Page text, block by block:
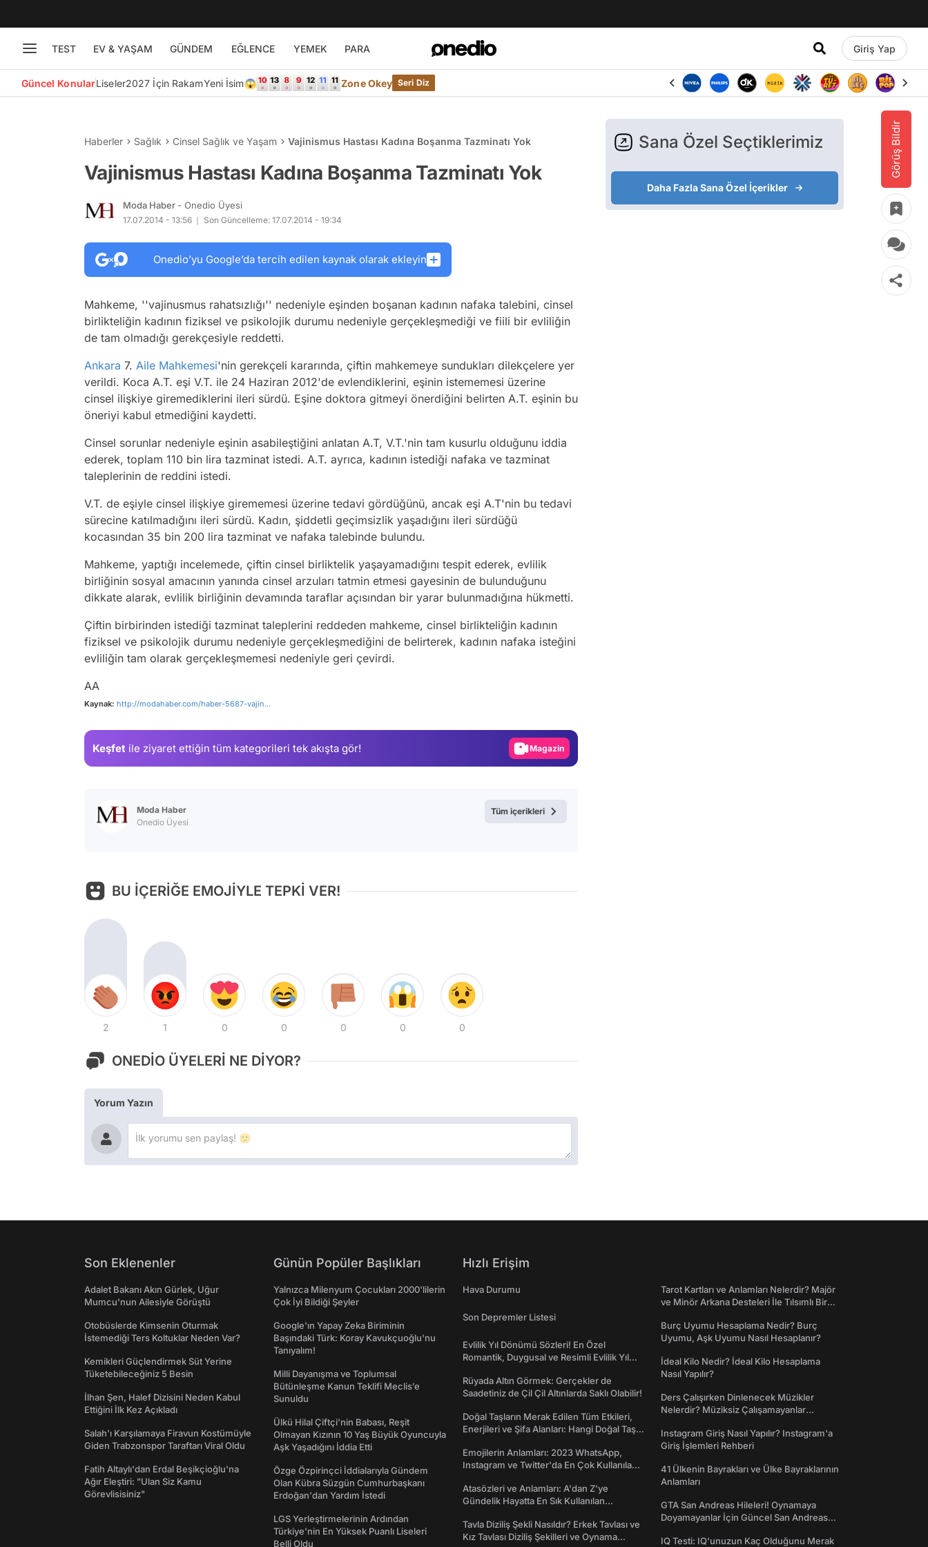
TEST EV & YAŞAM GÜNDEM EĞLENCE YEMEK PARA Giriş Yap
Güncel KonularLiseler2027 İçin RakamYeni İsim😱 Zone Okey Seri Diz
Görüş Bildir
Haberler Sağlık Cinsel Sağlık ve Yaşam Vajinismus Hastası Kadına Boşanma Tazminatı Yok
Vajinismus Hastası Kadına Boşanma Tazminatı Yok
Moda Haber - Onedio Üyesi
17.07.2014 - 13:56 Son Güncelleme: 17.07.2014 - 19:34
Onedio’yu Google’da tercih edilen kaynak olarak ekleyin
Mahkeme, ''vajinusmus rahatsızlığı'' nedeniyle eşinden boşanan kadının nafaka talebini, cinsel
birlikteliğin kadının fiziksel ve psikolojik durumu nedeniyle gerçekleşmediği ve fiili bir evliliğin
de tam olmadığı gerekçesiyle reddetti.
Ankara 7. Aile Mahkemesi'nin gerekçeli kararında, çiftin mahkemeye sundukları dilekçelere yer
verildi. Koca A.T. eşi V.T. ile 24 Haziran 2012'de evlendiklerini, eşinin istememesi üzerine
cinsel ilişkiye giremediklerini ileri sürdü. Eşine doktora gitmeyi önerdiğini belirten A.T. eşinin bu
öneriyi kabul etmediğini kaydetti.
Cinsel sorunlar nedeniyle eşinin asabileştiğini anlatan A.T, V.T.'nin tam kusurlu olduğunu iddia
ederek, toplam 110 bin lira tazminat istedi. A.T. ayrıca, kadının istediği nafaka ve tazminat
taleplerinin de reddini istedi.
V.T. de eşiyle cinsel ilişkiye girememesi üzerine tedavi gördüğünü, ancak eşi A.T'nin bu tedavi
sürecine katılmadığını ileri sürdü. Kadın, şiddetli geçimsizlik yaşadığını ileri sürdüğü
kocasından 35 bin 200 lira tazminat ve nafaka talebinde bulundu.
Mahkeme, yaptığı incelemede, çiftin cinsel birliktelik yaşayamadığını tespit ederek, evlilik
birliğinin sosyal amacının yanında cinsel arzuları tatmin etmesi gayesinin de bulunduğunu
dikkate alarak, evlilik birliğinin devamında taraflar açısından bir yarar bulunmadığına hükmetti.
Çiftin birbirinden istediği tazminat taleplerini reddeden mahkeme, cinsel birlikteliğin kadının
fiziksel ve psikolojik durumu nedeniyle gerçekleşmediğini de belirterek, kadının nafaka isteğini
evliliğin tam olarak gerçekleşmemesi nedeniyle geri çevirdi.
AA
Kaynak: http://modahaber.com/haber-5687-vajin...
Keşfet ile ziyaret ettiğin tüm kategorileri tek akışta gör! Video
Moda Haber
Onedio Üyesi
Tüm içerikleri
BU İÇERİĞE EMOJİYLE TEPKİ VER!
2 1 0 0 0 0 0
ONEDİO ÜYELERİ NE DİYOR?
Yorum Yazın
Sana Özel Seçtiklerimiz
Daha Fazla Sana Özel İçerikler
Son Eklenenler
Adalet Bakanı Akın Gürlek, Uğur
Mumcu'nun Ailesiyle Görüştü
Otobüslerde Kimsenin Oturmak
İstemediği Ters Koltuklar Neden Var?
Kemikleri Güçlendirmek Süt Yerine
Tüketebileceğiniz 5 Besin
İlhan Şen, Halef Dizisini Neden Kabul
Ettiğini İlk Kez Açıkladı
Salah'ı Karşılamaya Firavun Kostümüyle
Giden Trabzonspor Taraftarı Viral Oldu
Fatih Altaylı'dan Erdal Beşikçioğlu'na
Ağır Eleştiri: "Ulan Siz Kamu
Görevlisisiniz"
Günün Popüler Başlıkları
Yalnızca Milenyum Çocukları 2000'lilerin
Çok İyi Bildiği Şeyler
Google'ın Yapay Zeka Biriminin
Başındaki Türk: Koray Kavukçuoğlu'nu
Tanıyalım!
Milli Dayanışma ve Toplumsal
Bütünleşme Kanun Teklifi Meclis’e
Sunuldu
Ülkü Hilal Çiftçi'nin Babası, Reşit
Olmayan Kızının 10 Yaş Büyük Oyuncuyla
Aşk Yaşadığını İddia Etti
Özge Özpirinçci İddialarıyla Gündem
Olan Kübra Süzgün Cumhurbaşkanı
Erdoğan'dan Yardım İstedi
LGS Yerleştirmelerinin Ardından
Türkiye'nin En Yüksek Puanlı Liseleri
Belli Oldu
Hızlı Erişim
Hava Durumu
Son Depremler Listesi
Evlilik Yıl Dönümü Sözleri! En Özel
Romantik, Duygusal ve Resimli Evlilik Yıl
Rüyada Altın Görmek: Gerçekler de
Saadetiniz de Çil Çil Altınlarda Saklı Olabilir!
Doğal Taşların Merak Edilen Tüm Etkileri,
Enerjileri ve Şifa Alanları: Hangi Doğal Taş
Emojilerin Anlamları: 2023 WhatsApp,
Instagram ve Twitter'da En Çok Kullanılan
Atasözleri ve Anlamları: A'dan Z'ye
Gündelik Hayatta En Sık Kullanılan
Tavla Diziliş Şekli Nasıldır? Erkek Tavlası ve
Kız Tavlası Diziliş Şekilleri ve Oynama
Tarot Kartları ve Anlamları Nelerdir? Majör
ve Minör Arkana Desteleri İle Tılsımlı Bir
Burç Uyumu Hesaplama Nedir? Burç
Uyumu, Aşk Uyumu Nasıl Hesaplanır?
İdeal Kilo Nedir? İdeal Kilo Hesaplama
Nasıl Yapılır?
Ders Çalışırken Dinlenecek Müzikler
Nelerdir? Müziksiz Çalışamayanlar
Instagram Giriş Nasıl Yapılır? Instagram'a
Giriş İşlemleri Rehberi
41 Ülkenin Bayrakları ve Ülke Bayraklarının
Anlamları
GTA San Andreas Hileleri! Oynamaya
Doyamayanlar İçin Güncel San Andreas
IQ Testi: IQ'unuzun Kaç Olduğunu Merak